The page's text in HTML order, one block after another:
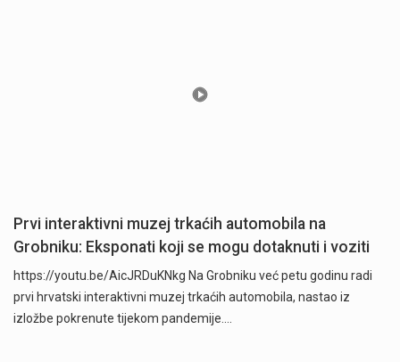
Prvi interaktivni muzej trkaćih automobila na
Grobniku: Eksponati koji se mogu dotaknuti i voziti
https://youtu.be/AicJRDuKNkg Na Grobniku već petu godinu radi
prvi hrvatski interaktivni muzej trkaćih automobila, nastao iz
izložbe pokrenute tijekom pandemije.…